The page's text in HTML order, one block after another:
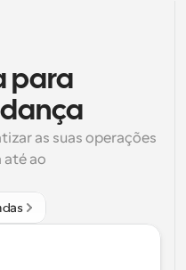
com chamadas
e lembretes
as últimas notícias e
para
as suas operações
até ao